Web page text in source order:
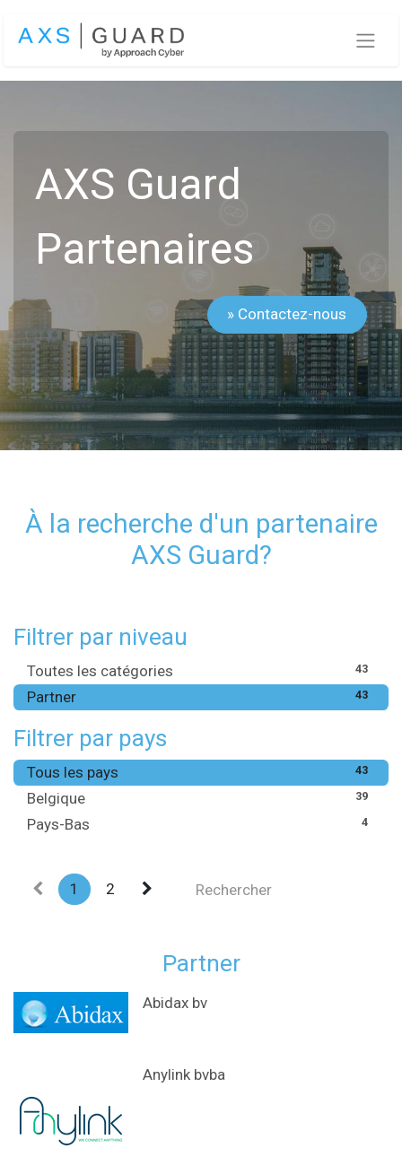
AXS Guard
Partenaires
» Contactez-nous
À la recherche d'un partenaire
AXS Guard?
Filtrer par niveau
43
Toutes les catégories
43
Partner
Filtrer par pays
43
Tous les pays
39
Belgique
4
Pays-Bas
1 2
Partner
Abidax bv
Anylink bvba